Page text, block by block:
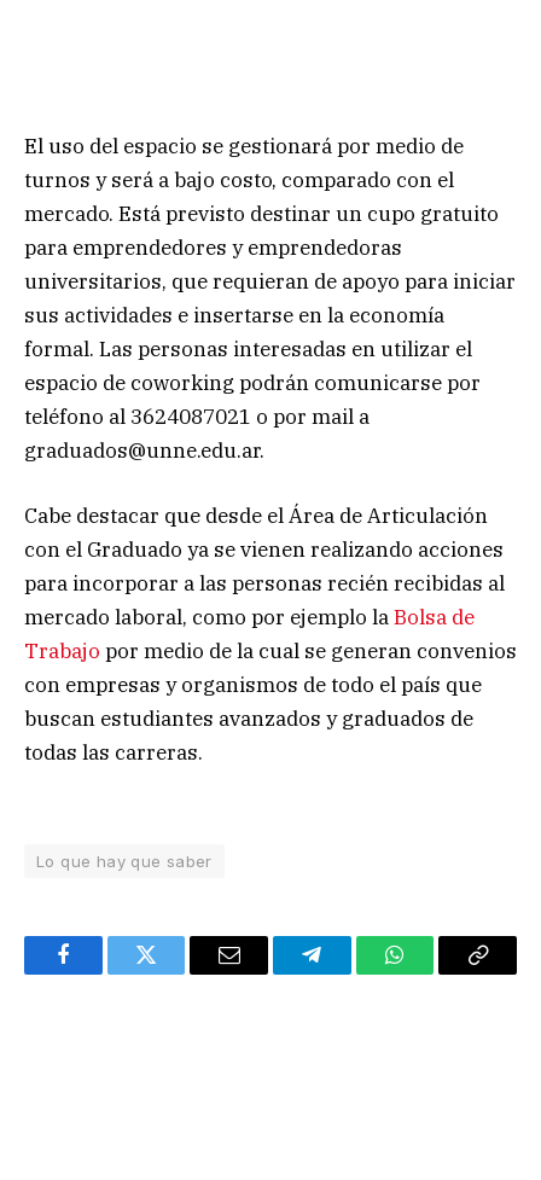
El uso del espacio se gestionará por medio de
turnos y será a bajo costo, comparado con el
mercado. Está previsto destinar un cupo gratuito
para emprendedores y emprendedoras
universitarios, que requieran de apoyo para iniciar
sus actividades e insertarse en la economía
formal. Las personas interesadas en utilizar el
espacio de coworking podrán comunicarse por
teléfono al 3624087021 o por mail a
graduados@unne.edu.ar.
Cabe destacar que desde el Área de Articulación
con el Graduado ya se vienen realizando acciones
para incorporar a las personas recién recibidas al
mercado laboral, como por ejemplo laBolsa de
Trabajo por medio de la cual se generan convenios
con empresas y organismos de todo el país que
buscan estudiantes avanzados y graduados de
todas las carreras.
Lo que hay que saber
FacebookTwitter Email TelegramWhatsAppCopy